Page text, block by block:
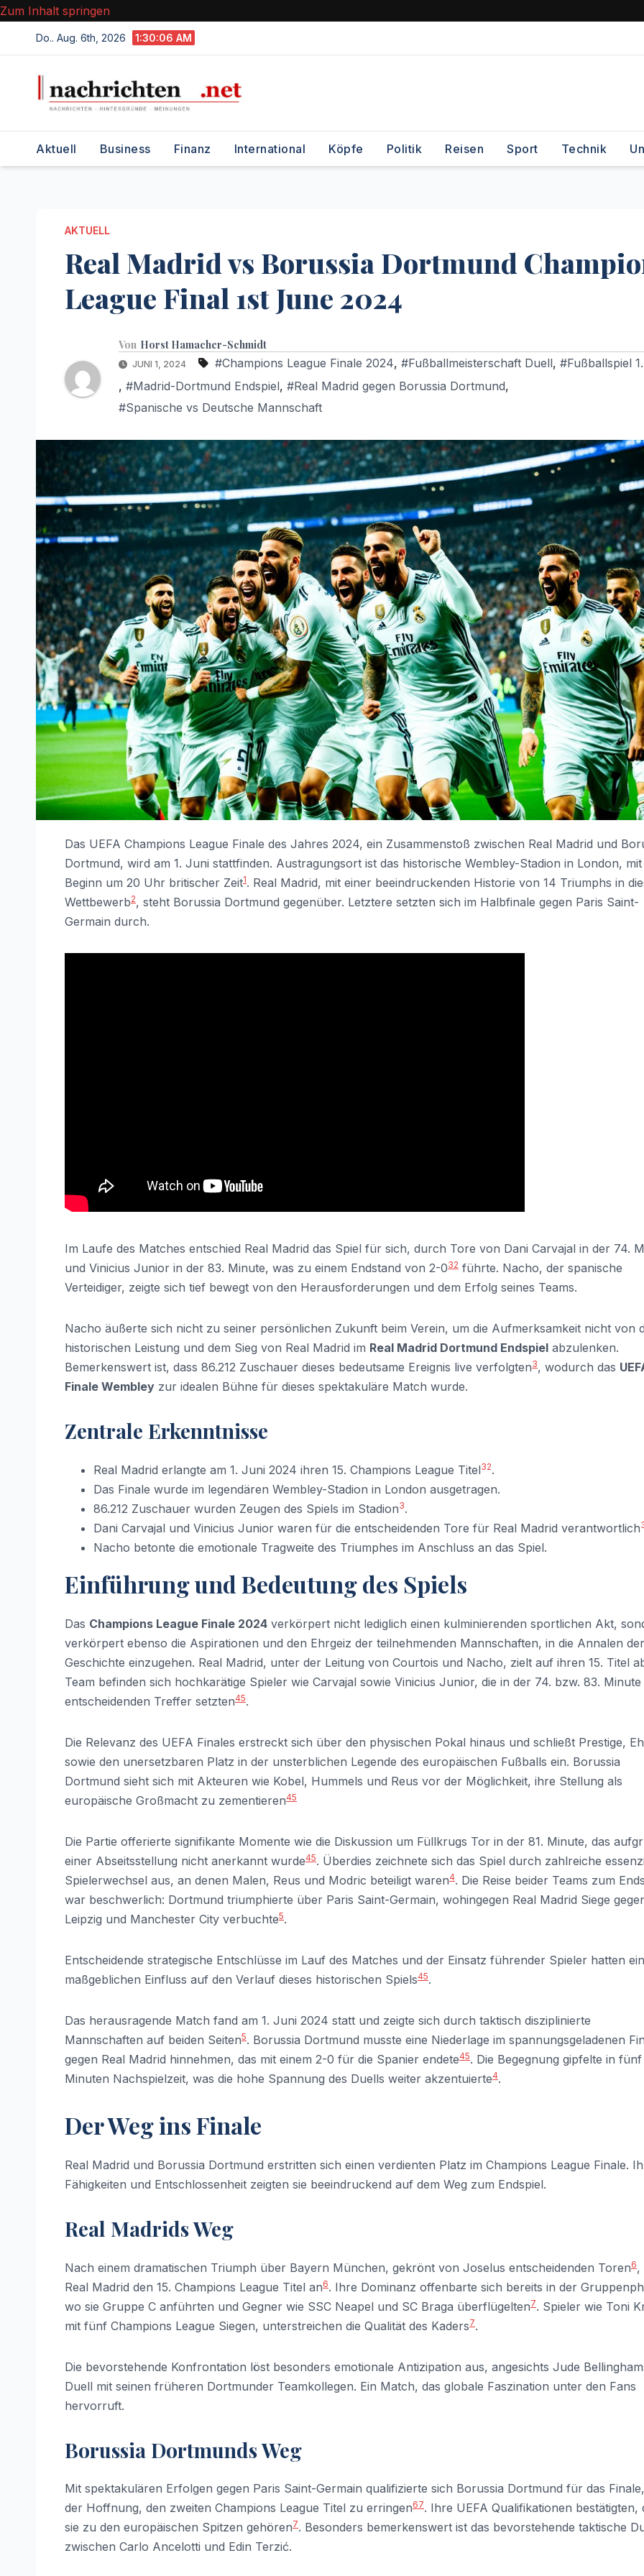
Zum Inhalt springen
Do.. Aug. 6th, 2026 1:30:07 AM
Aktuell Business Finanz International Köpfe Politik Reisen Sport Technik
AKTUELL
Real Madrid vs Borussia Dortmund
League Final 1st June 2024
Von Horst Hamacher-Schmidt
JUNI 1, 2024 #Champions League Finale 2024, #Fußballmeisterschaft Duell, #Fußballspiel
, #Madrid-Dortmund Endspiel, #Real Madrid gegen Borussia Dortmund,
#Spanische vs Deutsche Mannschaft
Das UEFA Champions League Finale des Jahres 2024, ein Zusammenstoß zwischen Real Madrid und
Dortmund, wird am 1. Juni stattfinden. Austragungsort ist das historische Wembley-Stadion in London, mit
Beginn um 20 Uhr britischer Zeit1. Real Madrid, mit einer beeindruckenden Historie von 14 Triumphs in
Wettbewerb2, steht Borussia Dortmund gegenüber. Letztere setzten sich im Halbfinale gegen Paris Saint-
Germain durch.
Im Laufe des Matches entschied Real Madrid das Spiel für sich, durch Tore von Dani Carvajal in der 74.
und Vinicius Junior in der 83. Minute, was zu einem Endstand von 2-032 führte. Nacho, der spanische
Verteidiger, zeigte sich tief bewegt von den Herausforderungen und dem Erfolg seines Teams.
Nacho äußerte sich nicht zu seiner persönlichen Zukunft beim Verein, um die Aufmerksamkeit nicht von
historischen Leistung und dem Sieg von Real Madrid im Real Madrid Dortmund Endspiel abzulenken.
Bemerkenswert ist, dass 86.212 Zuschauer dieses bedeutsame Ereignis live verfolgten3, wodurch das
Finale Wembley zur idealen Bühne für dieses spektakuläre Match wurde.
Zentrale Erkenntnisse
Real Madrid erlangte am 1. Juni 2024 ihren 15. Champions League Titel32.
Das Finale wurde im legendären Wembley-Stadion in London ausgetragen.
86.212 Zuschauer wurden Zeugen des Spiels im Stadion3.
Dani Carvajal und Vinicius Junior waren für die entscheidenden Tore für Real Madrid verantwortlich
Nacho betonte die emotionale Tragweite des Triumphes im Anschluss an das Spiel.
Einführung und Bedeutung des Spiels
Das Champions League Finale 2024 verkörpert nicht lediglich einen kulminierenden sportlichen Akt,
verkörpert ebenso die Aspirationen und den Ehrgeiz der teilnehmenden Mannschaften, in die Annalen der
Geschichte einzugehen. Real Madrid, unter der Leitung von Courtois und Nacho, zielt auf ihren 15. Titel
Team befinden sich hochkarätige Spieler wie Carvajal sowie Vinicius Junior, die in der 74. bzw. 83. Minute
entscheidenden Treffer setzten45.
Die Relevanz des UEFA Finales erstreckt sich über den physischen Pokal hinaus und schließt Prestige,
sowie den unersetzbaren Platz in der unsterblichen Legende des europäischen Fußballs ein. Borussia
Dortmund sieht sich mit Akteuren wie Kobel, Hummels und Reus vor der Möglichkeit, ihre Stellung als
europäische Großmacht zu zementieren45
Die Partie offerierte signifikante Momente wie die Diskussion um Füllkrugs Tor in der 81. Minute, das
einer Abseitsstellung nicht anerkannt wurde45. Überdies zeichnete sich das Spiel durch zahlreiche
Spielerwechsel aus, an denen Malen, Reus und Modric beteiligt waren4. Die Reise beider Teams zum
war beschwerlich: Dortmund triumphierte über Paris Saint-Germain, wohingegen Real Madrid Siege
Leipzig und Manchester City verbuchte5.
Entscheidende strategische Entschlüsse im Lauf des Matches und der Einsatz führender Spieler hatten
maßgeblichen Einfluss auf den Verlauf dieses historischen Spiels45.
Das herausragende Match fand am 1. Juni 2024 statt und zeigte sich durch taktisch disziplinierte
Mannschaften auf beiden Seiten5. Borussia Dortmund musste eine Niederlage im spannungsgeladenen
gegen Real Madrid hinnehmen, das mit einem 2-0 für die Spanier endete45. Die Begegnung gipfelte in fünf
Minuten Nachspielzeit, was die hohe Spannung des Duells weiter akzentuierte4.
Der Weg ins Finale
Real Madrid und Borussia Dortmund erstritten sich einen verdienten Platz im Champions League Finale.
Fähigkeiten und Entschlossenheit zeigten sie beeindruckend auf dem Weg zum Endspiel.
Real Madrids Weg
Nach einem dramatischen Triumph über Bayern München, gekrönt von Joselus entscheidenden Toren6,
Real Madrid den 15. Champions League Titel an6. Ihre Dominanz offenbarte sich bereits in der
wo sie Gruppe C anführten und Gegner wie SSC Neapel und SC Braga überflügelten7. Spieler wie Toni
mit fünf Champions League Siegen, unterstreichen die Qualität des Kaders7.
Die bevorstehende Konfrontation löst besonders emotionale Antizipation aus, angesichts Jude
Duell mit seinen früheren Dortmunder Teamkollegen. Ein Match, das globale Faszination unter den Fans
hervorruft.
Borussia Dortmunds Weg
Mit spektakulären Erfolgen gegen Paris Saint-Germain qualifizierte sich Borussia Dortmund für das
der Hoffnung, den zweiten Champions League Titel zu erringen67. Ihre UEFA Qualifikationen bestätigten,
sie zu den europäischen Spitzen gehören7. Besonders bemerkenswert ist das bevorstehende taktische
zwischen Carlo Ancelotti und Edin Terzić.